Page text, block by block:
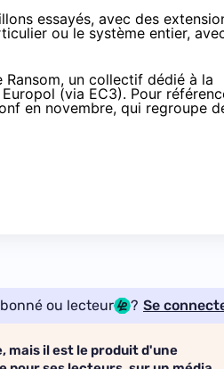
essayés, avec des
ou le système entier,
Ransom, un collectif dédié à la
(via EC3). Pour
en novembre, qui regroupe
ou lecteur ? Se
mais il est le produit d'une